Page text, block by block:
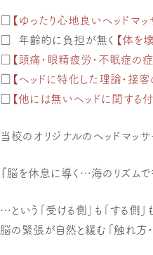
【ゆったり心地良いヘッドマッ
年齢的に負担が無く 【体を
【頭痛・眼精疲労・不眠症の症
【ヘッドに特化した理論・接客
【他には無いヘッドに関する
当校のオリジナルのヘッドマッ
『脳を休息に導く…海のリズムで
…という「受ける側」も「する側
脳の緊張が自然と緩む「触れ方